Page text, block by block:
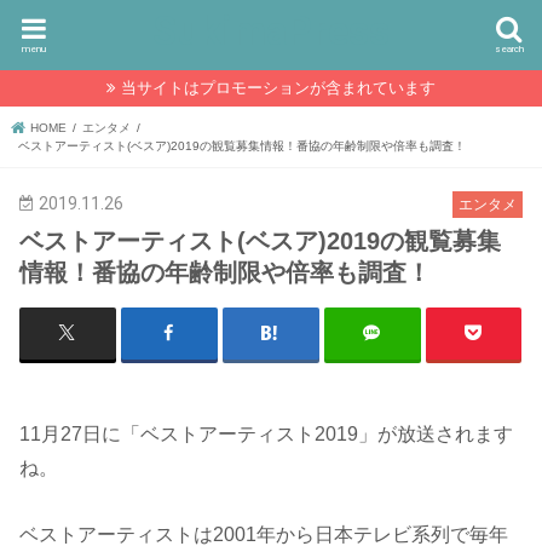
search
menu
当サイトはプロモーションが含まれています
HOME
エンタメ
ベストアーティスト(ベスア)2019の観覧募集情報！番協の年齢制限や倍率も調査！
エンタメ
2019.11.26
ベストアーティスト(ベスア)2019の観覧募集
情報！番協の年齢制限や倍率も調査！
11月27日に「ベストアーティスト2019」が放送されます
ね。
ベストアーティストは2001年から日本テレビ系列で毎年